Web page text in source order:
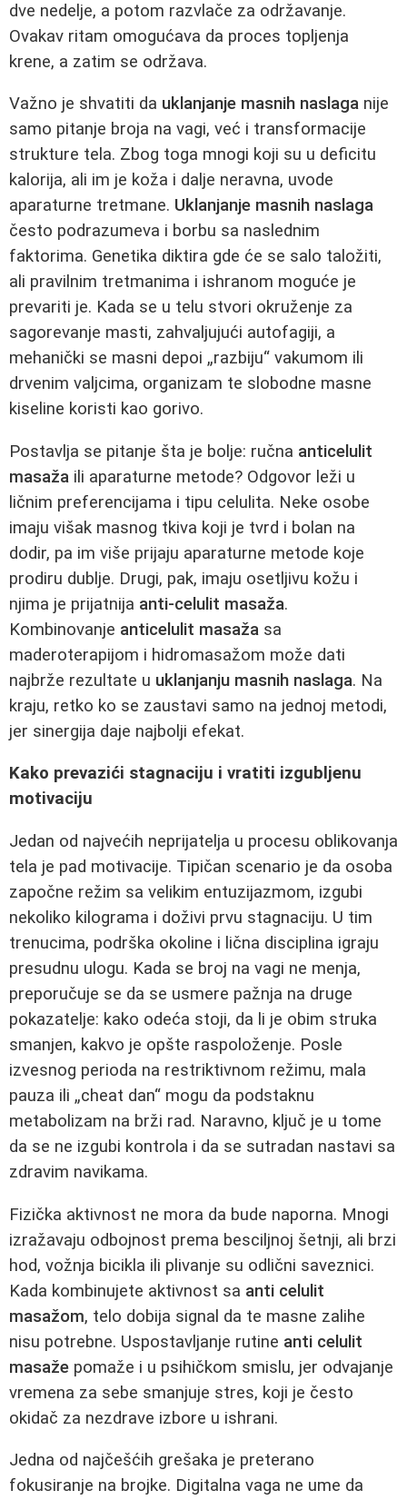
dve nedelje, a potom razvlače za održavanje.
Ovakav ritam omogućava da proces topljenja
krene, a zatim se održava.
Važno je shvatiti da uklanjanje masnih naslaga nije
samo pitanje broja na vagi, već i transformacije
strukture tela. Zbog toga mnogi koji su u deficitu
kalorija, ali im je koža i dalje neravna, uvode
aparaturne tretmane. Uklanjanje masnih naslaga
često podrazumeva i borbu sa naslednim
faktorima. Genetika diktira gde će se salo taložiti,
ali pravilnim tretmanima i ishranom moguće je
prevariti je. Kada se u telu stvori okruženje za
sagorevanje masti, zahvaljujući autofagiji, a
mehanički se masni depoi „razbiju“ vakumom ili
drvenim valjcima, organizam te slobodne masne
kiseline koristi kao gorivo.
Postavlja se pitanje šta je bolje: ručna anticelulit
masaža ili aparaturne metode? Odgovor leži u
ličnim preferencijama i tipu celulita. Neke osobe
imaju višak masnog tkiva koji je tvrd i bolan na
dodir, pa im više prijaju aparaturne metode koje
prodiru dublje. Drugi, pak, imaju osetljivu kožu i
njima je prijatnija anti-celulit masaža.
Kombinovanje anticelulit masaža sa
maderoterapijom i hidromasažom može dati
najbrže rezultate u uklanjanju masnih naslaga. Na
kraju, retko ko se zaustavi samo na jednoj metodi,
jer sinergija daje najbolji efekat.
Kako prevazići stagnaciju i vratiti izgubljenu
motivaciju
Jedan od najvećih neprijatelja u procesu oblikovanja
tela je pad motivacije. Tipičan scenario je da osoba
započne režim sa velikim entuzijazmom, izgubi
nekoliko kilograma i doživi prvu stagnaciju. U tim
trenucima, podrška okoline i lična disciplina igraju
presudnu ulogu. Kada se broj na vagi ne menja,
preporučuje se da se usmere pažnja na druge
pokazatelje: kako odeća stoji, da li je obim struka
smanjen, kakvo je opšte raspoloženje. Posle
izvesnog perioda na restriktivnom režimu, mala
pauza ili „cheat dan“ mogu da podstaknu
metabolizam na brži rad. Naravno, ključ je u tome
da se ne izgubi kontrola i da se sutradan nastavi sa
zdravim navikama.
Fizička aktivnost ne mora da bude naporna. Mnogi
izražavaju odbojnost prema besciljnoj šetnji, ali brzi
hod, vožnja bicikla ili plivanje su odlični saveznici.
Kada kombinujete aktivnost sa anti celulit
masažom, telo dobija signal da te masne zalihe
nisu potrebne. Uspostavljanje rutine anti celulit
masaže pomaže i u psihičkom smislu, jer odvajanje
vremena za sebe smanjuje stres, koji je često
okidač za nezdrave izbore u ishrani.
Jedna od najčešćih grešaka je preterano
fokusiranje na brojke. Digitalna vaga ne ume da